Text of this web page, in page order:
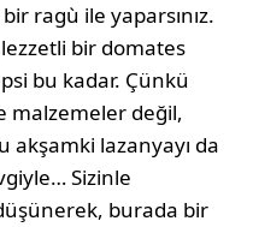
ragù ile yaparsınız.
bir domates
bu kadar. Çünkü
malzemeler değil,
akşamki lazanyayı da
Sizinle
burada bir